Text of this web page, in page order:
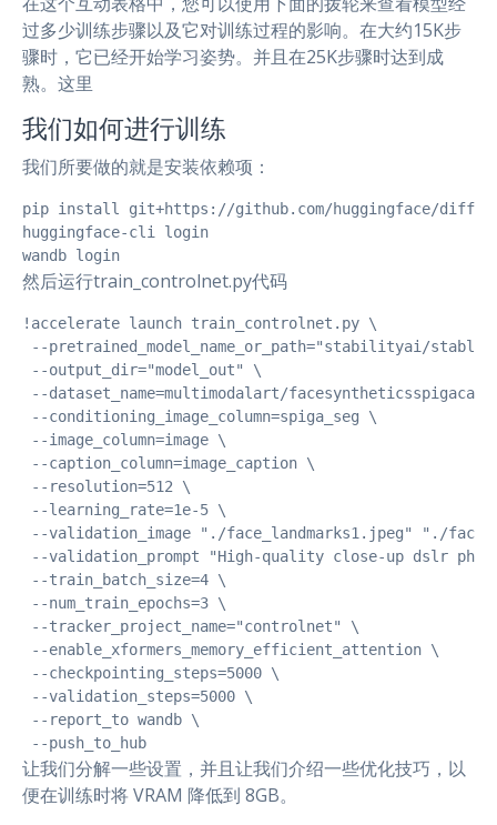
过多少训练步骤以及它对训练过程的影响。在大约15K步
骤时，它已经开始学习姿势。并且在25K步骤时达到成
熟。这里
我们如何进行训练
我们所要做的就是安装依赖项：
pip install git+https://github.com/huggingface/
huggingface-cli login
wandb login
然后运行train_controlnet.py代码
!accelerate launch train_controlnet.py \
--pretrained_model_name_or_path="stabilityai/
--output_dir="model_out" \
--dataset_name=multimodalart/
--conditioning_image_column=spiga_seg \
--image_column=image \
--caption_column=image_caption \
--resolution=512 \
--learning_rate=1e-5 \
--validation_image "./face_landmarks1.jpeg" "./
--validation_prompt "High-quality close-up dslr
--train_batch_size=4 \
--num_train_epochs=3 \
--tracker_project_name="controlnet" \
--enable_xformers_memory_efficient_attention \
--checkpointing_steps=5000 \
--validation_steps=5000 \
--report_to wandb \
--push_to_hub
让我们分解一些设置，并且让我们介绍一些优化技巧，以
便在训练时将 VRAM 降低到 8GB。